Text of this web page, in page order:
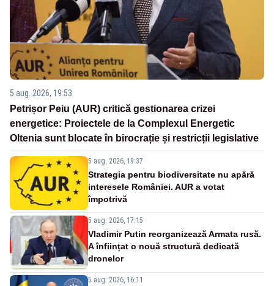
5 aug. 2026, 19:53
Petrișor Peiu (AUR) critică gestionarea crizei
energetice: Proiectele de la Complexul Energetic
Oltenia sunt blocate în birocrație și restricții legislative
5 aug. 2026, 19:37
Strategia pentru biodiversitate nu apără
interesele României. AUR a votat
împotrivă
5 aug. 2026, 17:15
Vladimir Putin reorganizează Armata rusă.
A înființat o nouă structură dedicată
dronelor
5 aug. 2026, 16:11